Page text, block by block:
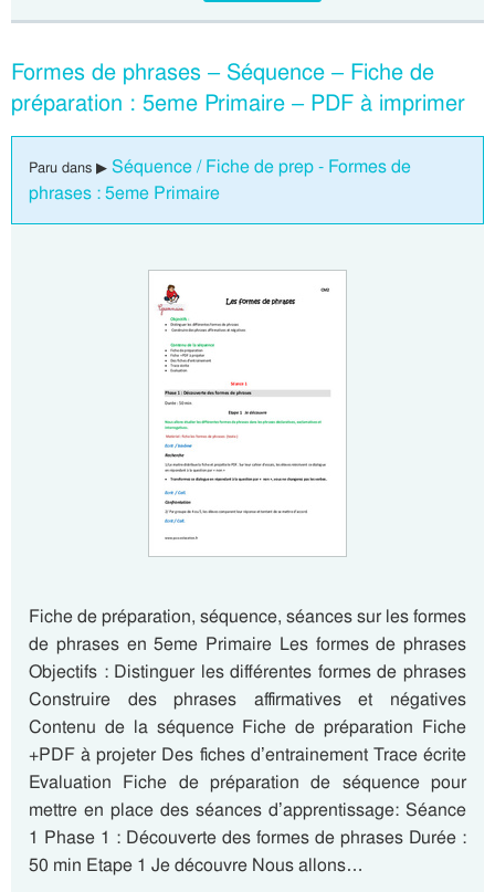
Formes de phrases – Séquence – Fiche de
préparation : 5eme Primaire – PDF à imprimer
Paru dans ▶ Séquence / Fiche de prep - Formes de
phrases : 5eme Primaire
Fiche de préparation, séquence, séances sur les formes
de phrases en 5eme Primaire Les formes de phrases
Objectifs : Distinguer les différentes formes de phrases
Construire des phrases affirmatives et négatives
Contenu de la séquence Fiche de préparation Fiche
+PDF à projeter Des fiches d’entrainement Trace écrite
Evaluation Fiche de préparation de séquence pour
mettre en place des séances d’apprentissage: Séance
1 Phase 1 : Découverte des formes de phrases Durée :
50 min Etape 1 Je découvre Nous allons…